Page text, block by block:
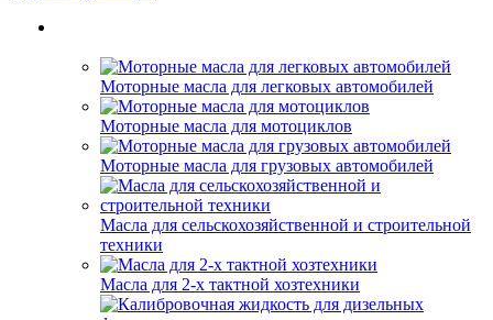
Моторные масла для легковых автомобилей
Моторные масла для мотоциклов
Моторные масла для грузовых автомобилей
Масла для сельскохозяйственной и строительной
техники
Масла для 2-х тактной хозтехники